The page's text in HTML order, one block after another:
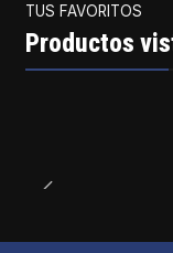
TUS FAVORITOS
Productos